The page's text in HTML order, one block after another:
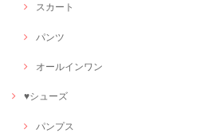
スカート
パンツ
オールインワン
♥シューズ
パンプス